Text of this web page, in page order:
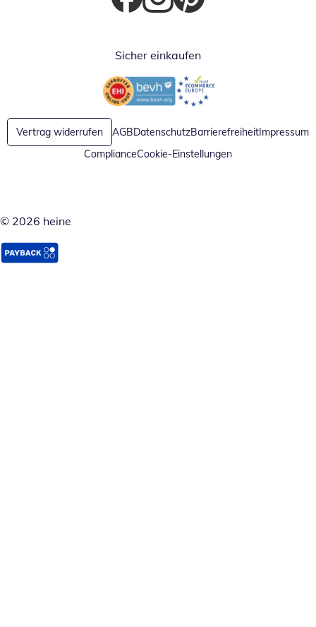
Öffnet in neuem Fenster
Öffnet in neuem Fenster
Öffnet in neuem Fenster
Sicher einkaufen
Öffnet in neuem FensterÖffnet in neuem Fenster
Vertrag widerrufen AGBDatenschutzBarrierefreiheitImpressum
ComplianceCookie-Einstellungen
© 2026 heine